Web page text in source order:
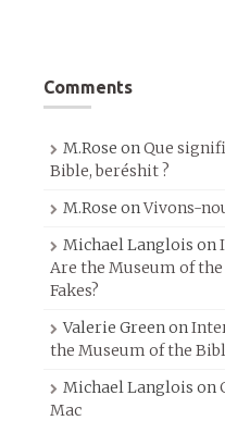
Comments
M.Rose onQue
Bible, beréshit ?
M.Rose onVivons-
Michael Langlois on
Are the Museum of the
Fakes?
Valerie Greenon
the Museum of the
Michael Langlois on
Mac